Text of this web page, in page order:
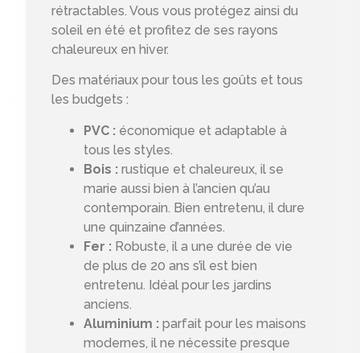
rétractables. Vous vous protégez ainsi du
soleil en été et profitez de ses rayons
chaleureux en hiver.
Des matériaux pour tous les goûts et tous
les budgets :
PVC : économique et adaptable à
tous les styles.
Bois : rustique et chaleureux, il se
marie aussi bien à l’ancien qu’au
contemporain. Bien entretenu, il dure
une quinzaine d’années.
Fer : Robuste, il a une durée de vie
de plus de 20 ans s’il est bien
entretenu. Idéal pour les jardins
anciens.
Aluminium : parfait pour les maisons
modernes, il ne nécessite presque